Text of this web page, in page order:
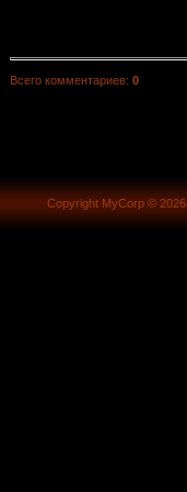
Всего комментариев: 0
Copyright MyCorp © 2026